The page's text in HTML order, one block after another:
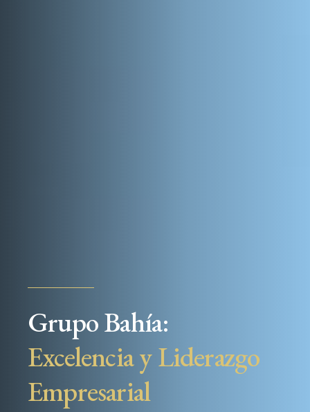
Grupo Bahía:
Excelencia y Liderazgo
Empresarial